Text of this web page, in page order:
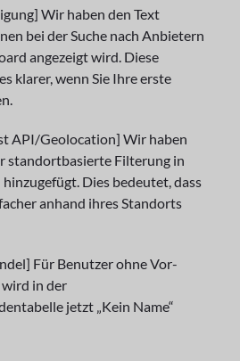
Wir haben den Text
bei der Suche nach Anbietern
angezeigt wird. Diese
klarer, wenn Sie Ihre erste
API/Geolocation] Wir haben
standortbasierte Filterung in
Dies bedeutet, dass
anhand ihres Standorts
Für Benutzer ohne Vor-
in der
jetzt „Kein Name“